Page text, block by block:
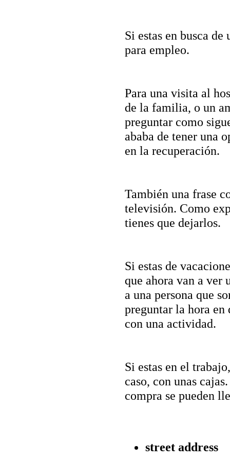
Si estas en busca
para empleo.
Para una visita al
de la familia, o un
preguntar como
ababa de tener una
en la recuperación.
También una frase
televisión. Como
tienes que dejarlos.
Si estas de
que ahora van a ver
a una persona que
preguntar la hora en
con una actividad.
Si estas en el
caso, con unas
compra se pueden
street address